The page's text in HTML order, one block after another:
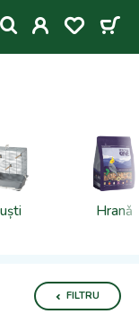
Hranǎ
FILTRU